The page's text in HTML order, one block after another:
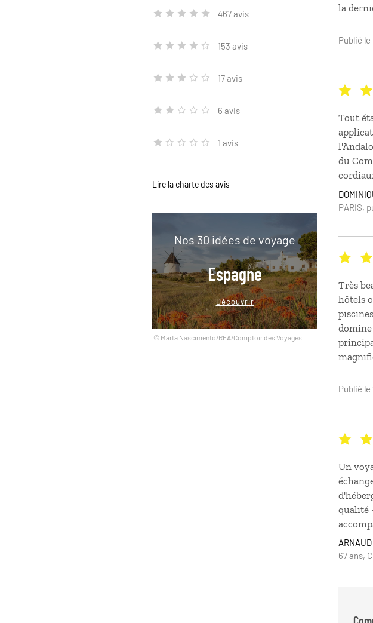
467 avis
153 avis
17 avis
6 avis
1 avis
Lire la charte des avis
Nos 30 idées de voyage
Espagne
Découvrir
la
Publié
Tout
du
PARIS,
Très
hôtels
domine
Publié
Un
qualité
ARNAUD
67 ans,